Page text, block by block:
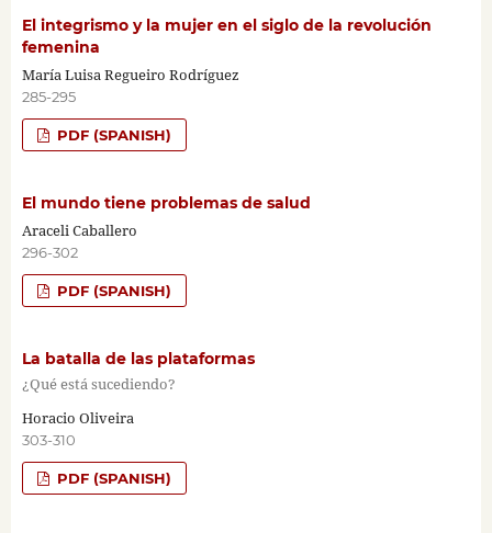
El integrismo y la mujer en el siglo de la revolución
femenina
María Luisa Regueiro Rodríguez
285-295
PDF (SPANISH)
El mundo tiene problemas de salud
Araceli Caballero
296-302
PDF (SPANISH)
La batalla de las plataformas
¿Qué está sucediendo?
Horacio Oliveira
303-310
PDF (SPANISH)